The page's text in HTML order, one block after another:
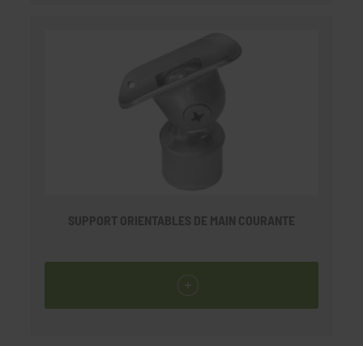
SUPPORT ORIENTABLES DE MAIN COURANTE